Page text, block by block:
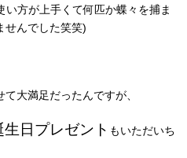
い方が上手くて何匹か蝶々を捕ま
せんでした笑笑)
大満足だったんですが、
日プレゼント もいただいち